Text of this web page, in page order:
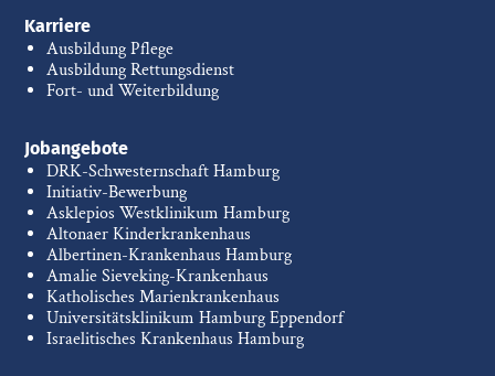
Karriere
Ausbildung Pflege
Ausbildung Rettungsdienst
Fort- und Weiterbildung
Jobangebote
DRK-Schwesternschaft Hamburg
Initiativ-Bewerbung
Asklepios Westklinikum Hamburg
Altonaer Kinderkrankenhaus
Albertinen-Krankenhaus Hamburg
Amalie Sieveking-Krankenhaus
Katholisches Marienkrankenhaus
Universitätsklinikum Hamburg Eppendorf
Israelitisches Krankenhaus Hamburg